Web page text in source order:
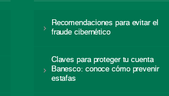
Recomendaciones para evitar el
fraude cibernético
Claves para proteger tu cuenta
Banesco: conoce cómo prevenir
estafas